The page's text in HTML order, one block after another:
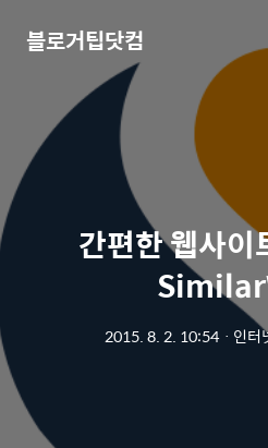
블로거팁닷컴
간편한 웹사이
2015. 8. 2. 10:54ㆍ 인터